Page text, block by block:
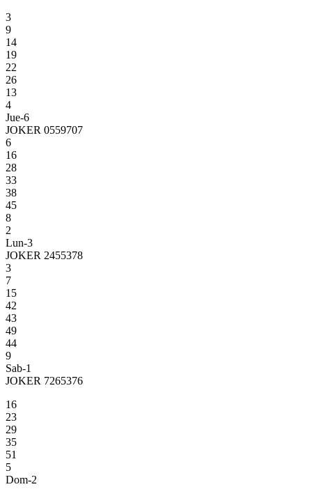
3
9
14
19
22
26
13
4
Jue-6
JOKER 0559707
6
16
28
33
38
45
8
2
Lun-3
JOKER 2455378
3
7
15
42
43
49
44
9
Sab-1
JOKER 7265376
16
23
29
35
51
5
Dom-2